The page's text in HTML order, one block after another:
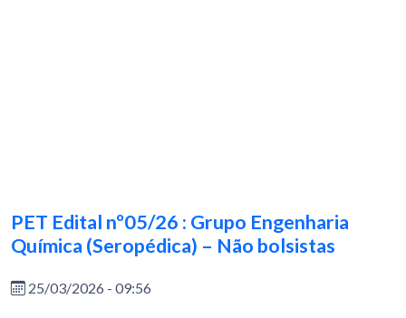
PET Edital nº05/26 : Grupo Engenharia
Química (Seropédica) – Não bolsistas
25/03/2026 - 09:56